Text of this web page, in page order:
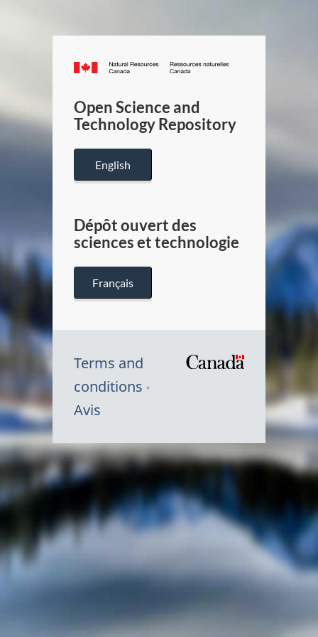
Canada.ca
/
Canada
Open Science and
Technology Repository
English
Dépôt ouvert des
sciences et technologie
Français
Terms and
conditions
Avis
Symbole
du
Canada